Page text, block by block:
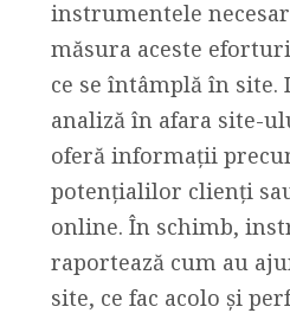
instrumentele
măsura aceste
ce se întâmplă în
analiză în afara site-
oferă informații
potențialilor clienți
online. În schimb,
raportează cum au
site, ce fac acolo și